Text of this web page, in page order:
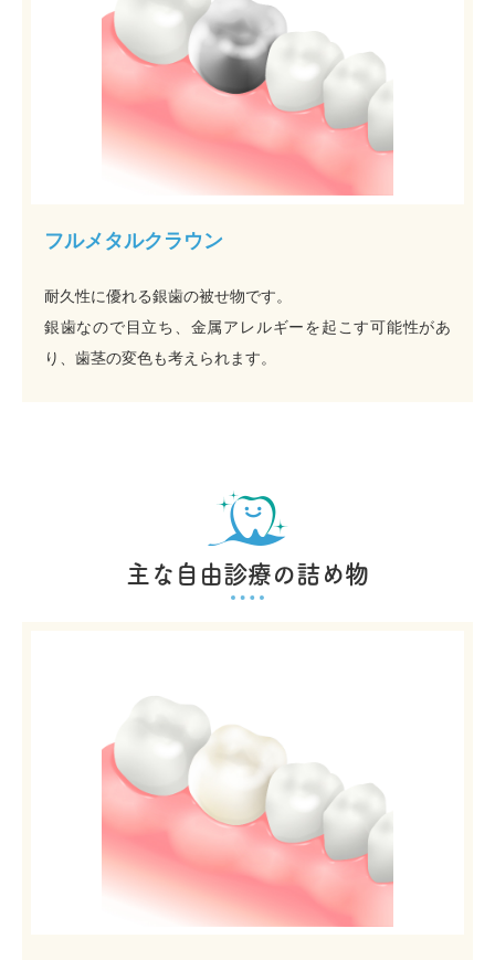
フルメタルクラウン
耐久性に優れる銀歯の被せ物です。
銀歯なので目立ち、金属アレルギーを起こす可能性があ
り、歯茎の変色も考えられます。
主な自由診療の詰め物